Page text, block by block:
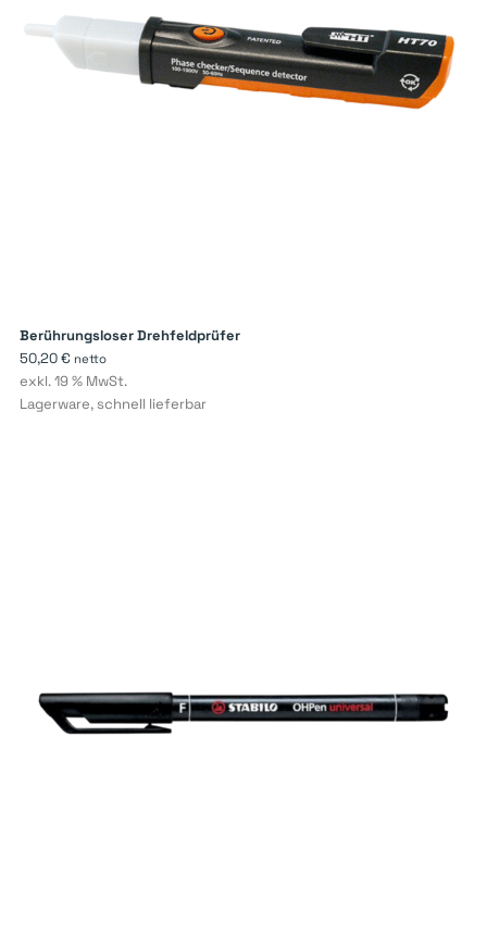
Berührungsloser Drehfeldprüfer
50,20€ netto
exkl. 19 % MwSt.
Lagerware, schnell lieferbar